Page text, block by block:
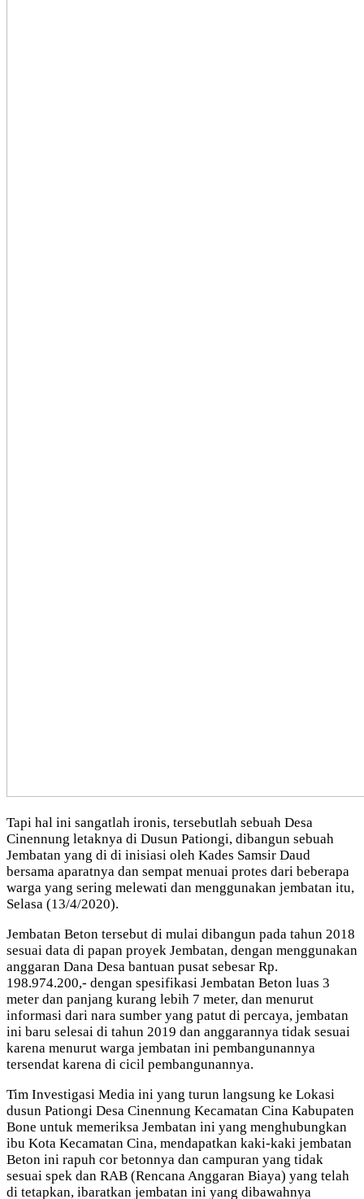
Tapi hal ini sangatlah ironis, tersebutlah sebuah Desa
Cinennung letaknya di Dusun Pationgi, dibangun sebuah
Jembatan yang di di inisiasi oleh Kades Samsir Daud
bersama aparatnya dan sempat menuai protes dari beberapa
warga yang sering melewati dan menggunakan jembatan itu,
Selasa (13/4/2020).
Jembatan Beton tersebut di mulai dibangun pada tahun 2018
sesuai data di papan proyek Jembatan, dengan menggunakan
anggaran Dana Desa bantuan pusat sebesar Rp.
198.974.200,- dengan spesifikasi Jembatan Beton luas 3
meter dan panjang kurang lebih 7 meter, dan menurut
informasi dari nara sumber yang patut di percaya, jembatan
ini baru selesai di tahun 2019 dan anggarannya tidak sesuai
karena menurut warga jembatan ini pembangunannya
tersendat karena di cicil pembangunannya.
Tim Investigasi Media ini yang turun langsung ke Lokasi
dusun Pationgi Desa Cinennung Kecamatan Cina Kabupaten
Bone untuk memeriksa Jembatan ini yang menghubungkan
ibu Kota Kecamatan Cina, mendapatkan kaki-kaki jembatan
Beton ini rapuh cor betonnya dan campuran yang tidak
sesuai spek dan RAB (Rencana Anggaran Biaya) yang telah
di tetapkan, ibaratkan jembatan ini yang dibawahnya